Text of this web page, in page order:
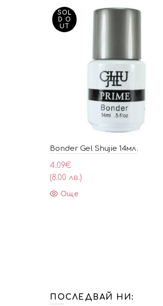
SOL
D O
UT
Bonder Gel Shujie 14мл.
4.09€
(8.00 лв.)
Още
ПОСЛЕДВАЙ НИ: